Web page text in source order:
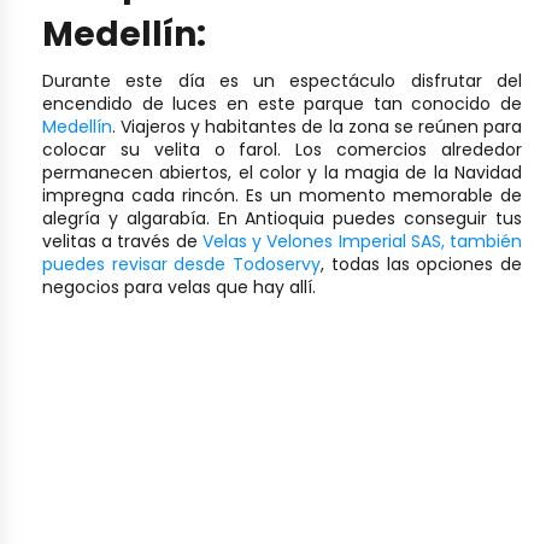
Medellín:
Durante este día es un espectáculo disfrutar del
encendido de luces en este parque tan conocido de
Medellín. Viajeros y habitantes de la zona se reúnen para
colocar su velita o farol. Los comercios alrededor
permanecen abiertos, el color y la magia de la Navidad
impregna cada rincón. Es un momento memorable de
alegría y algarabía. En Antioquia puedes conseguir tus
velitas a través de Velas y Velones Imperial SAS, también
puedes revisar desde Todoservy, todas las opciones de
negocios para velas que hay allí.